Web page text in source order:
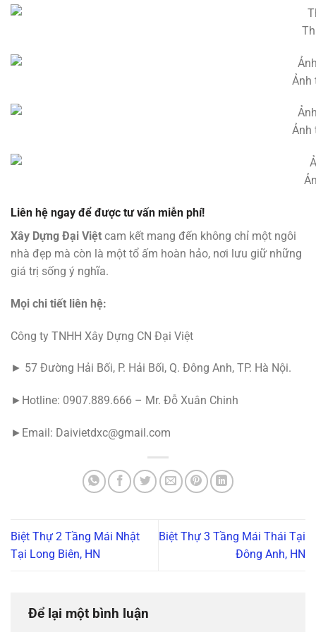
Ảnh
Ảnh
Liên hệ ngay để được tư vấn miễn phí!
Xây Dựng Đại Việt cam kết mang đến không chỉ một ngôi
nhà đẹp mà còn là một tổ ấm hoàn hảo, nơi lưu giữ những
giá trị sống ý nghĩa.
Mọi chi tiết liên hệ:
Công ty TNHH Xây Dựng CN Đại Việt
► 57 Đường Hải Bối, P. Hải Bối, Q. Đông Anh, TP. Hà Nội.
►Hotline: 0907.889.666 – Mr. Đỗ Xuân Chinh
►Email: Daivietdxc@gmail.com
Biệt Thự 2 Tầng Mái Nhật
Tại Long Biên, HN
Biệt Thự 3 Tầng Mái Thái Tại
Đông Anh, HN
Để lại một bình luận